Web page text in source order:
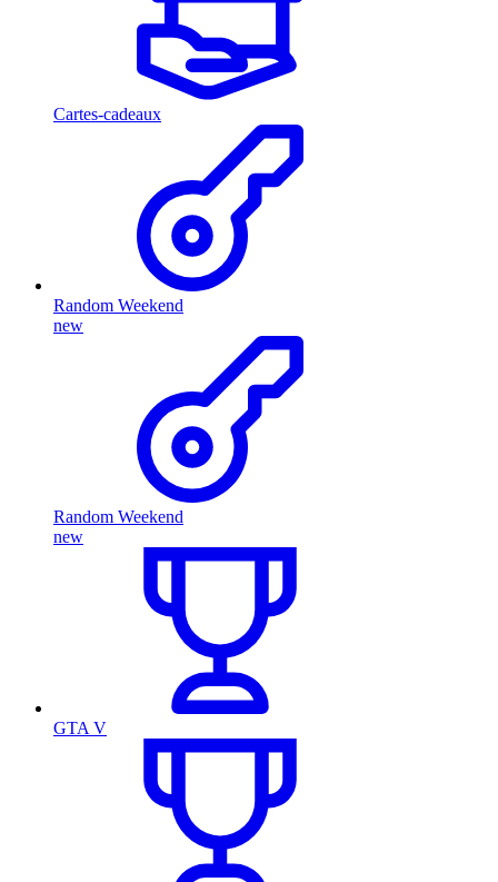
Cartes-cadeaux
Random Weekend
new
Random Weekend
new
GTA V